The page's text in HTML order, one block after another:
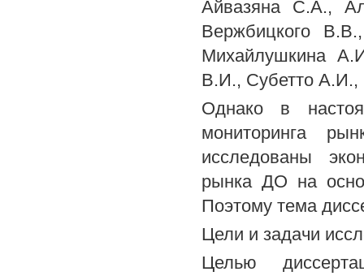
Айвазяна С.А.,
Вержбицкого
Михайлушкина
В.И., Субетто
Однако в
мониторинга
исследованы
рынка ДО на
Поэтому тема
Цели и задачи
Целью